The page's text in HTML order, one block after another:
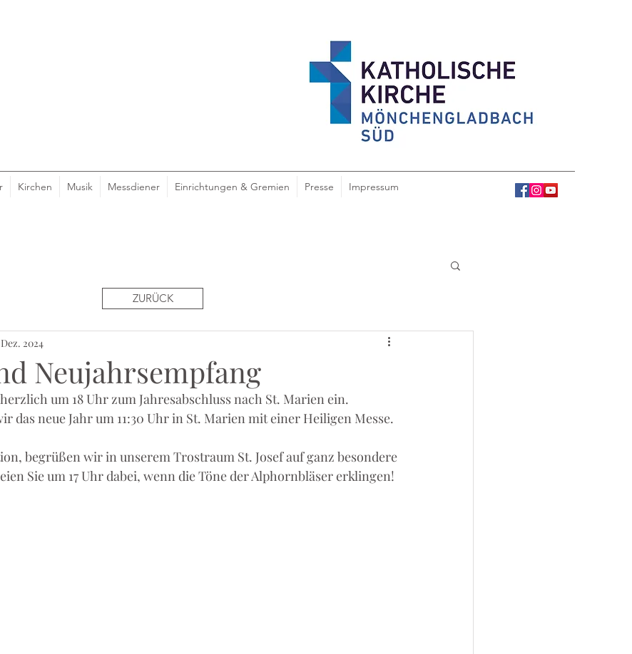
Kirchen Musik Messdiener Einrichtungen & Gremien Presse Impressum
Neujahrsempfang
Dez. 2024
um 18 Uhr zum Jahresabschluss nach St. Marien ein.
das neue Jahr um 11:30 Uhr in St. Marien mit einer Heiligen Messe.
begrüßen wir in unserem Trostraum St. Josef auf ganz besondere
Sie um 17 Uhr dabei, wenn die Töne der Alphornbläser erklingen!
ZURÜCK